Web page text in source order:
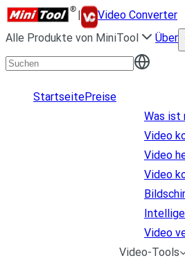
|
Video Converter
Alle Produkte von MiniTool
Über
StartseitePreise
Was ist
Video
Video
Video
Video
Video-Tools